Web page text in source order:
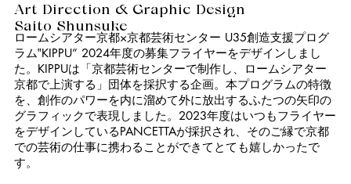
Art Direction & Graphic Design
Saito Shunsuke
ロームシアター京都×京都芸術センター U35創造支援プログ
ラム‟KIPPU” 2024年度の募集フライヤーをデザインしまし
た。KIPPUは「京都芸術センターで制作し、ロームシアター
京都で上演する」団体を採択する企画。本プログラムの特徴
を、創作のパワーを内に溜めて外に放出するふたつの矢印の
グラフィックで表現しました。2023年度はいつもフライヤー
をデザインしているPANCETTAが採択され、そのご縁で京都
での芸術の仕事に携わることができてとても嬉しかったで
す。